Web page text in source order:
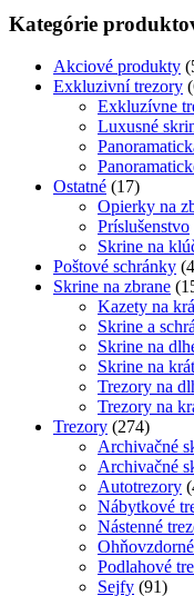
Kategórie
Akciové produkty
Exkluzivní trezory
Exkluzívne
Luxusné
Ostatné (17)
Opierky na
Príslušenstvo
Skrine na
Poštové schránky
Skrine na zbrane
Kazety na
Skrine a
Skrine na
Skrine na
Trezory na
Trezory na
Trezory (274)
Archivačné
Archivačné
Autotrezory
Nábytkové
Nástenné
Podlahové
Sejfy (91)